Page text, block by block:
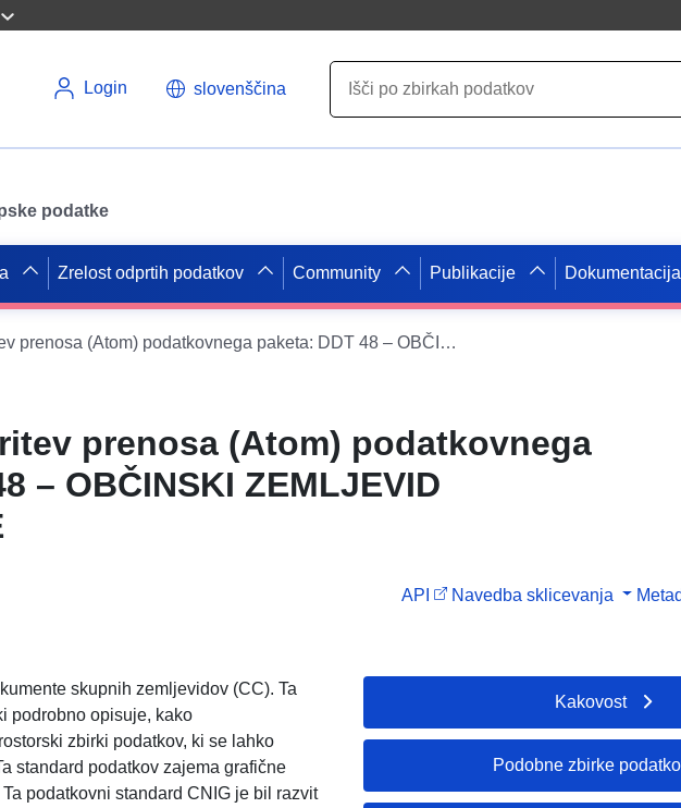
Login slovenščina
podatke
Zrelost odprtih podatkov Community Publikacije Dokumentacija
Preprosta storitev prenosa (Atom) podatkovnega paketa: DDT 48 – OBČINSKI ZEMLJEVID PIERREFICHE
prenosa (Atom) podatkovnega
– OBČINSKI ZEMLJEVID
API Navedba sklicevanja
skupnih zemljevidov (CC). Ta
podrobno opisuje, kako
zbirki podatkov, ki se lahko
standard podatkov zajema grafične
podatkovni standard CNIG je bil razvit
Kakovost
Podobne zbirke